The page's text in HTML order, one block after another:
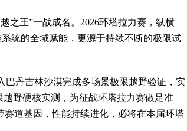
之王”一战成名。2026环塔拉力赛，纵横
统的全域赋能，更源于持续不断的极限试
巴丹吉林沙漠完成多场景极限越野验证，实
野硬核实测，为征战环塔拉力赛做足准
道基因，性能持续进化，必将在本届环塔